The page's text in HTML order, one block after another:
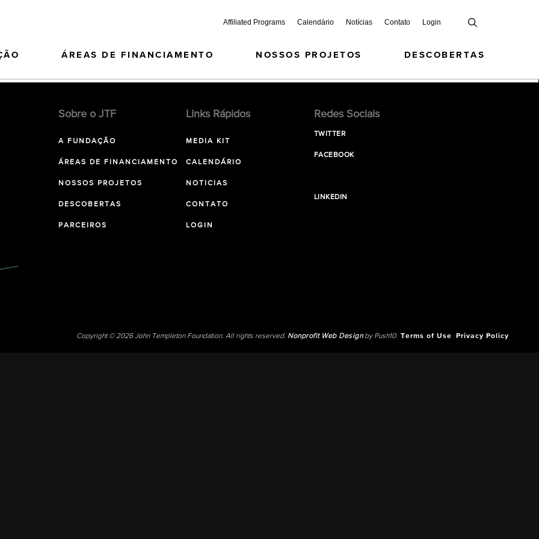
Affiliated Programs Calendário Notícias Contato Login
ÁREAS DE FINANCIAMENTO NOSSOS PROJETOS DESCOBERTAS
Sobre o JTF
A FUNDAÇÃO
ÁREAS DE FINANCIAMENTO
NOSSOS PROJETOS
DESCOBERTAS
PARCEIROS
Links Rápidos
MEDIA KIT
CALENDÁRIO
NOTICIAS
CONTATO
LOGIN
Redes Sociais
TWITTER
FACEBOOK
LINKEDIN
Copyright © 2026 John Templeton Foundation. All rights reserved. Nonprofit Web Designby Push10. Terms of Use Privacy Policy